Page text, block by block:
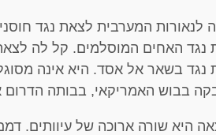
לנאורות המערבית לצאת נגד
נגד האחים המוסלמים. קל לה
נגד בשאר אל אסד. היא אינה
בבוש האמריקאי, בבותה הדרום
היא שורה ארוכה של עיוותים.